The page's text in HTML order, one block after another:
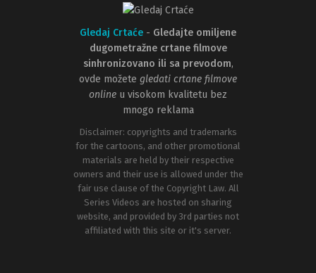
Gledaj Crtaće - Gledajte omiljene
dugometražne crtane filmove
sinhronizovano ili sa prevodom,
ovde možete gledati crtane filmove
online u visokom kvalitetu bez
mnogo reklama
Disclaimer: copyrights and trademarks
for the cartoons, and other promotional
materials are held by their respective
owners and their use is allowed under the
fair use clause of the Copyright Law. All
Series Videos are hosted on sharing
website, and provided by 3rd parties not
affiliated with this site or it's server.